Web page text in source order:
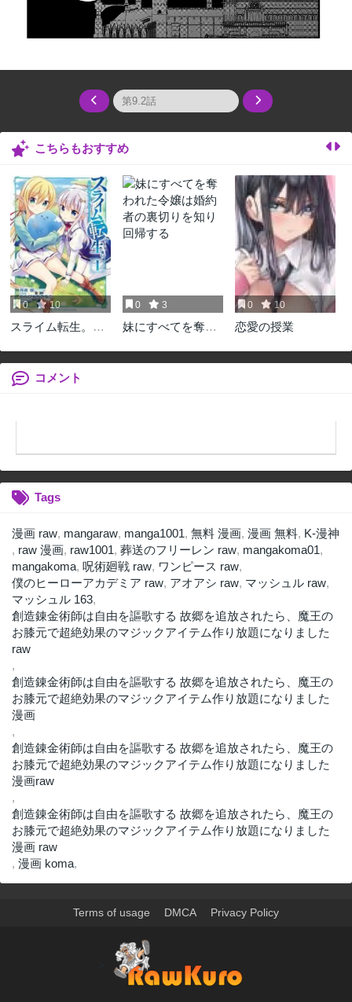
こちらもおすすめ
0 10
スライム転生。大
ます
0 3
妹にすべてを奪わ
0 10
恋愛の授業
コメント
Tags
漫画 raw, mangaraw, manga1001, 無料 漫画, 漫画 無料, K-漫神
, raw 漫画, raw1001, 葬送のフリーレン raw, mangakoma01,
mangakoma, 呪術廻戦 raw, ワンピース raw,
僕のヒーローアカデミア raw, アオアシ raw, マッシュル raw,
マッシュル 163,
創造錬金術師は自由を謳歌する 故郷を追放されたら、魔王の
お膝元で超絶効果のマジックアイテム作り放題になりました
raw
,
創造錬金術師は自由を謳歌する 故郷を追放されたら、魔王の
お膝元で超絶効果のマジックアイテム作り放題になりました
漫画
,
創造錬金術師は自由を謳歌する 故郷を追放されたら、魔王の
お膝元で超絶効果のマジックアイテム作り放題になりました
漫画raw
,
創造錬金術師は自由を謳歌する 故郷を追放されたら、魔王の
お膝元で超絶効果のマジックアイテム作り放題になりました
漫画 raw
, 漫画 koma,
Terms of usage DMCA Privacy Policy